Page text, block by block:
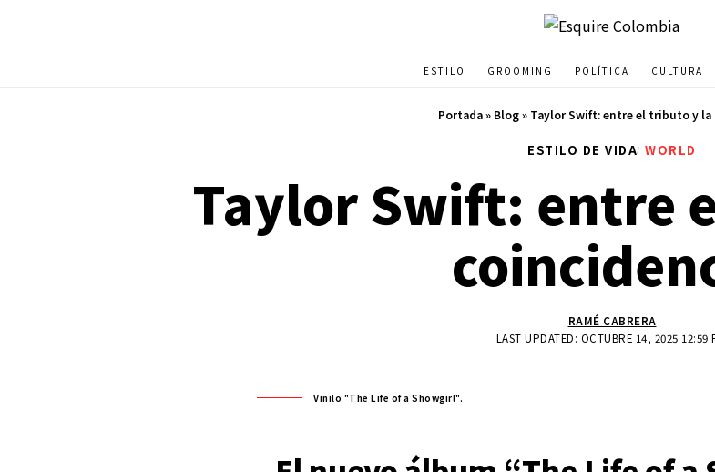
ESTILO GROOMING POLÍTICA CULTURA
Portada» Blog» Taylor Swift: entre el tributo y
ESTILO DE VIDA WORLD
Taylor Swift: entre
LAST UPDATED: OCTUBRE 14, 2025 12:59
RAMÉ CABRERA
Vinilo "The Life of a Showgirl".